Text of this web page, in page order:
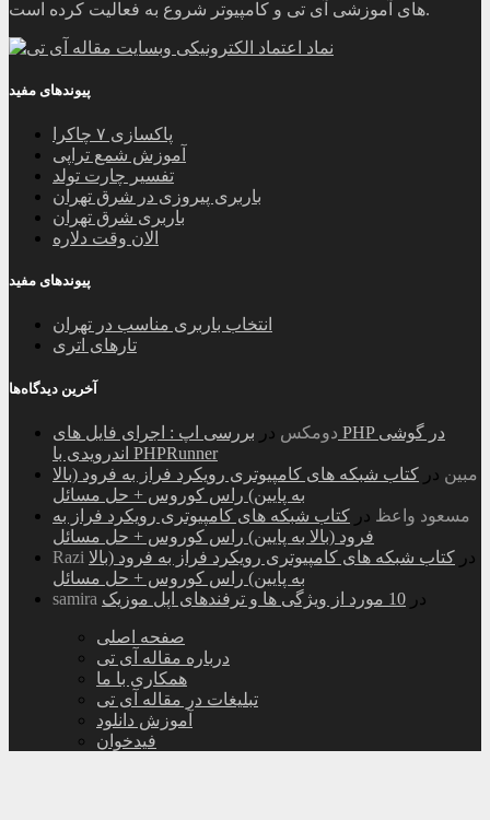
های آموزشی آی تی و کامپیوتر شروع به فعالیت کرده است.
پیوندهای مفید
پاکسازی ۷ چاکرا
آموزش شمع تراپی
تفسیر چارت تولد
باربری پیروزی در شرق تهران
باربری شرق تهران
الان وقت دلاره
پیوندهای مفید
انتخاب باربری مناسب در تهران
تارهای اتری
آخرین دیدگاه‌ها
دومکس در بررسی اپ : اجرای فایل های PHP در گوشی
اندرویدی با PHPRunner
مبین در کتاب شبکه های کامپیوتری رویکرد فراز به فرود (بالا
به پایین) راس کوروس + حل مسائل
مسعود واعظ در کتاب شبکه های کامپیوتری رویکرد فراز به
فرود (بالا به پایین) راس کوروس + حل مسائل
Razi
در کتاب شبکه های کامپیوتری رویکرد فراز به فرود (بالا
به پایین) راس کوروس + حل مسائل
samira
در 10 مورد از ویژگی ها و ترفندهای اپل موزیک
صفحه اصلی
درباره مقاله آی تی
همکاری با ما
تبلیغات در مقاله آی تی
آموزش دانلود
فیدخوان